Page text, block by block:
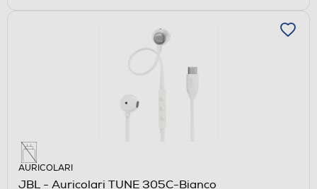
AURICOLARI
JBL - Auricolari TUNE 305C-Bianco